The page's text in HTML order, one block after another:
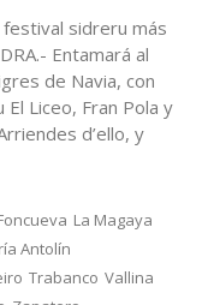
festival sidreru más
Entamará al
de Navia, con
Liceo, Fran Pola y
d’ello, y
La Magaya
Antolín
Trabanco Vallina